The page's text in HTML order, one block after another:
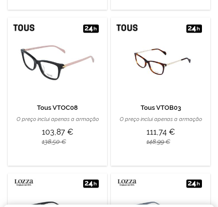
Tous VTOC08
O preço inclui apenas a armação
103,87 €
138,50 €
Tous VTOB03
O preço inclui apenas a armação
111,74 €
148,99 €